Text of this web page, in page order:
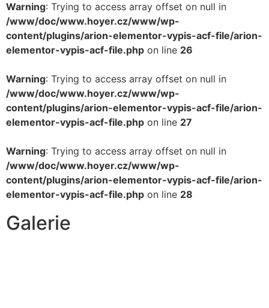
Warning: Trying to access array offset on null in
/www/doc/www.hoyer.cz/www/wp-
content/plugins/arion-elementor-vypis-acf-file/arion-
elementor-vypis-acf-file.php on line 26
Warning: Trying to access array offset on null in
/www/doc/www.hoyer.cz/www/wp-
content/plugins/arion-elementor-vypis-acf-file/arion-
elementor-vypis-acf-file.php on line 27
Warning: Trying to access array offset on null in
/www/doc/www.hoyer.cz/www/wp-
content/plugins/arion-elementor-vypis-acf-file/arion-
elementor-vypis-acf-file.php on line 28
Galerie